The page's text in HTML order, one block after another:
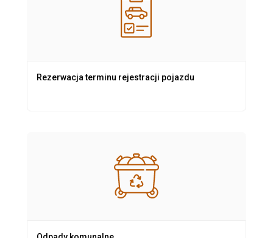
Rezerwacja terminu rejestracji pojazdu